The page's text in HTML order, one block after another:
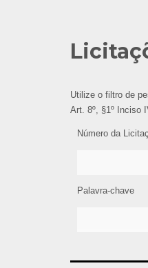
Utilize o filtro de
Art. 8º, §1º Inciso
Número da
Palavra-chave